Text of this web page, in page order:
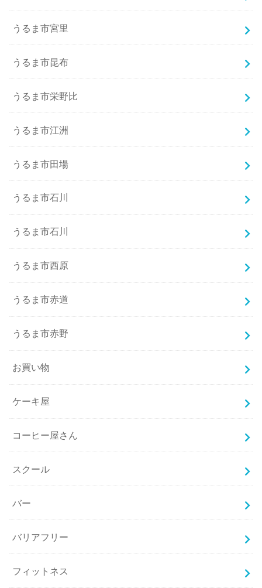
うるま市宮里
うるま市昆布
うるま市栄野比
うるま市江洲
うるま市田場
うるま市石川
うるま市石川
うるま市西原
うるま市赤道
うるま市赤野
お買い物
ケーキ屋
コーヒー屋さん
スクール
バー
バリアフリー
フィットネス